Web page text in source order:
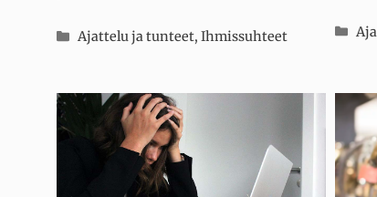
Kategoriat
Ajattelu ja tunteet,Ihmissuhteet